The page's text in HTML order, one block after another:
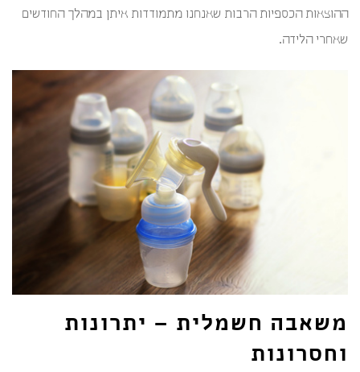
ההוצאות הכספיות הרבות שאנחנו מתמודדות איתן במהלך החודשים
שאחרי הלידה.
משאבה חשמלית – יתרונות
וחסרונות